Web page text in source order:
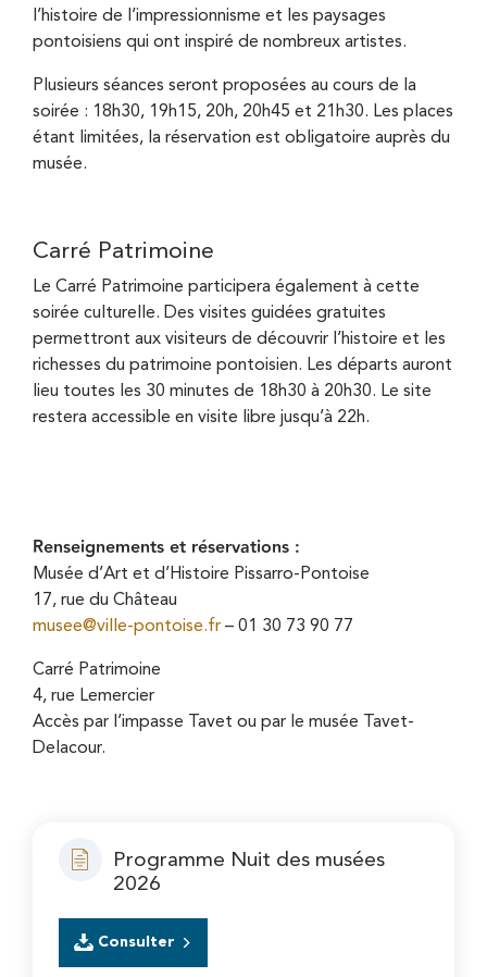
l’histoire de l’impressionnisme et les paysages
pontoisiens qui ont inspiré de nombreux artistes.
Plusieurs séances seront proposées au cours de la
soirée : 18h30, 19h15, 20h, 20h45 et 21h30. Les places
étant limitées, la réservation est obligatoire auprès du
musée.
Carré Patrimoine
Le Carré Patrimoine participera également à cette
soirée culturelle. Des visites guidées gratuites
permettront aux visiteurs de découvrir l’histoire et les
richesses du patrimoine pontoisien. Les départs auront
lieu toutes les 30 minutes de 18h30 à 20h30. Le site
restera accessible en visite libre jusqu’à 22h.
Renseignements et réservations :
Musée d’Art et d’Histoire Pissarro-Pontoise
17, rue du Château
musee@ville-pontoise.fr – 01 30 73 90 77
Carré Patrimoine
4, rue Lemercier
Accès par l’impasse Tavet ou par le musée Tavet-
Delacour.
Programme Nuit des musées
2026
Consulter